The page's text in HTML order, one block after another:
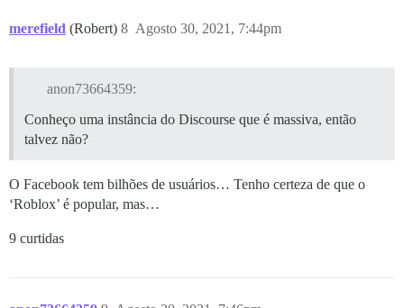
merefield (Robert) Agosto 30, 2021, 7:44pm
8
anon73664359:
Conheço uma instância do Discourse que é massiva, então
talvez não?
O Facebook tem bilhões de usuários… Tenho certeza de que o
‘Roblox’ é popular, mas…
9 curtidas